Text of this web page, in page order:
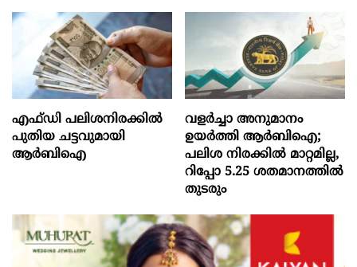
എഫ്‍ഡി പലിശനിരക്കിൽ
പുതിയ ചട്ടവുമായി
ആർബിഐ
വളർച്ചാ അനുമാനം
ഉയർത്തി ആർബിഐ;
പലിശ നിരക്കിൽ മാറ്റമില്ല,
റിപ്പോ 5.25 ശതമാനത്തിൽ
തുടരും